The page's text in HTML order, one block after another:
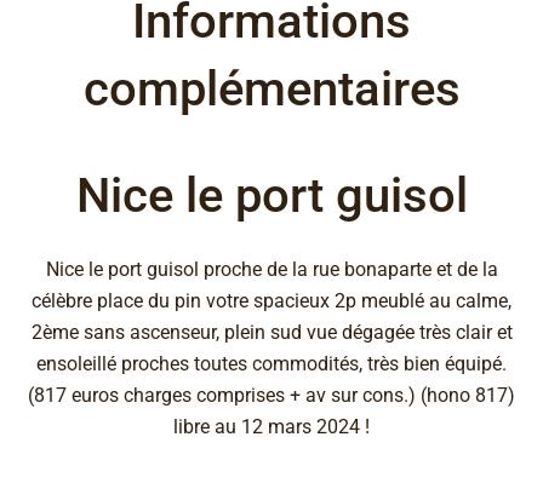
Informations
complémentaires
Nice le port guisol
Nice le port guisol proche de la rue bonaparte et de la
célèbre place du pin votre spacieux 2p meublé au calme,
2ème sans ascenseur, plein sud vue dégagée très clair et
ensoleillé proches toutes commodités, très bien équipé.
(817 euros charges comprises + av sur cons.) (hono 817)
libre au 12 mars 2024 !